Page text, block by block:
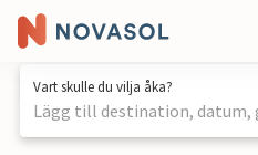
Vart skulle du vilja åka?
Lägg till destination, datum,
1 / 31